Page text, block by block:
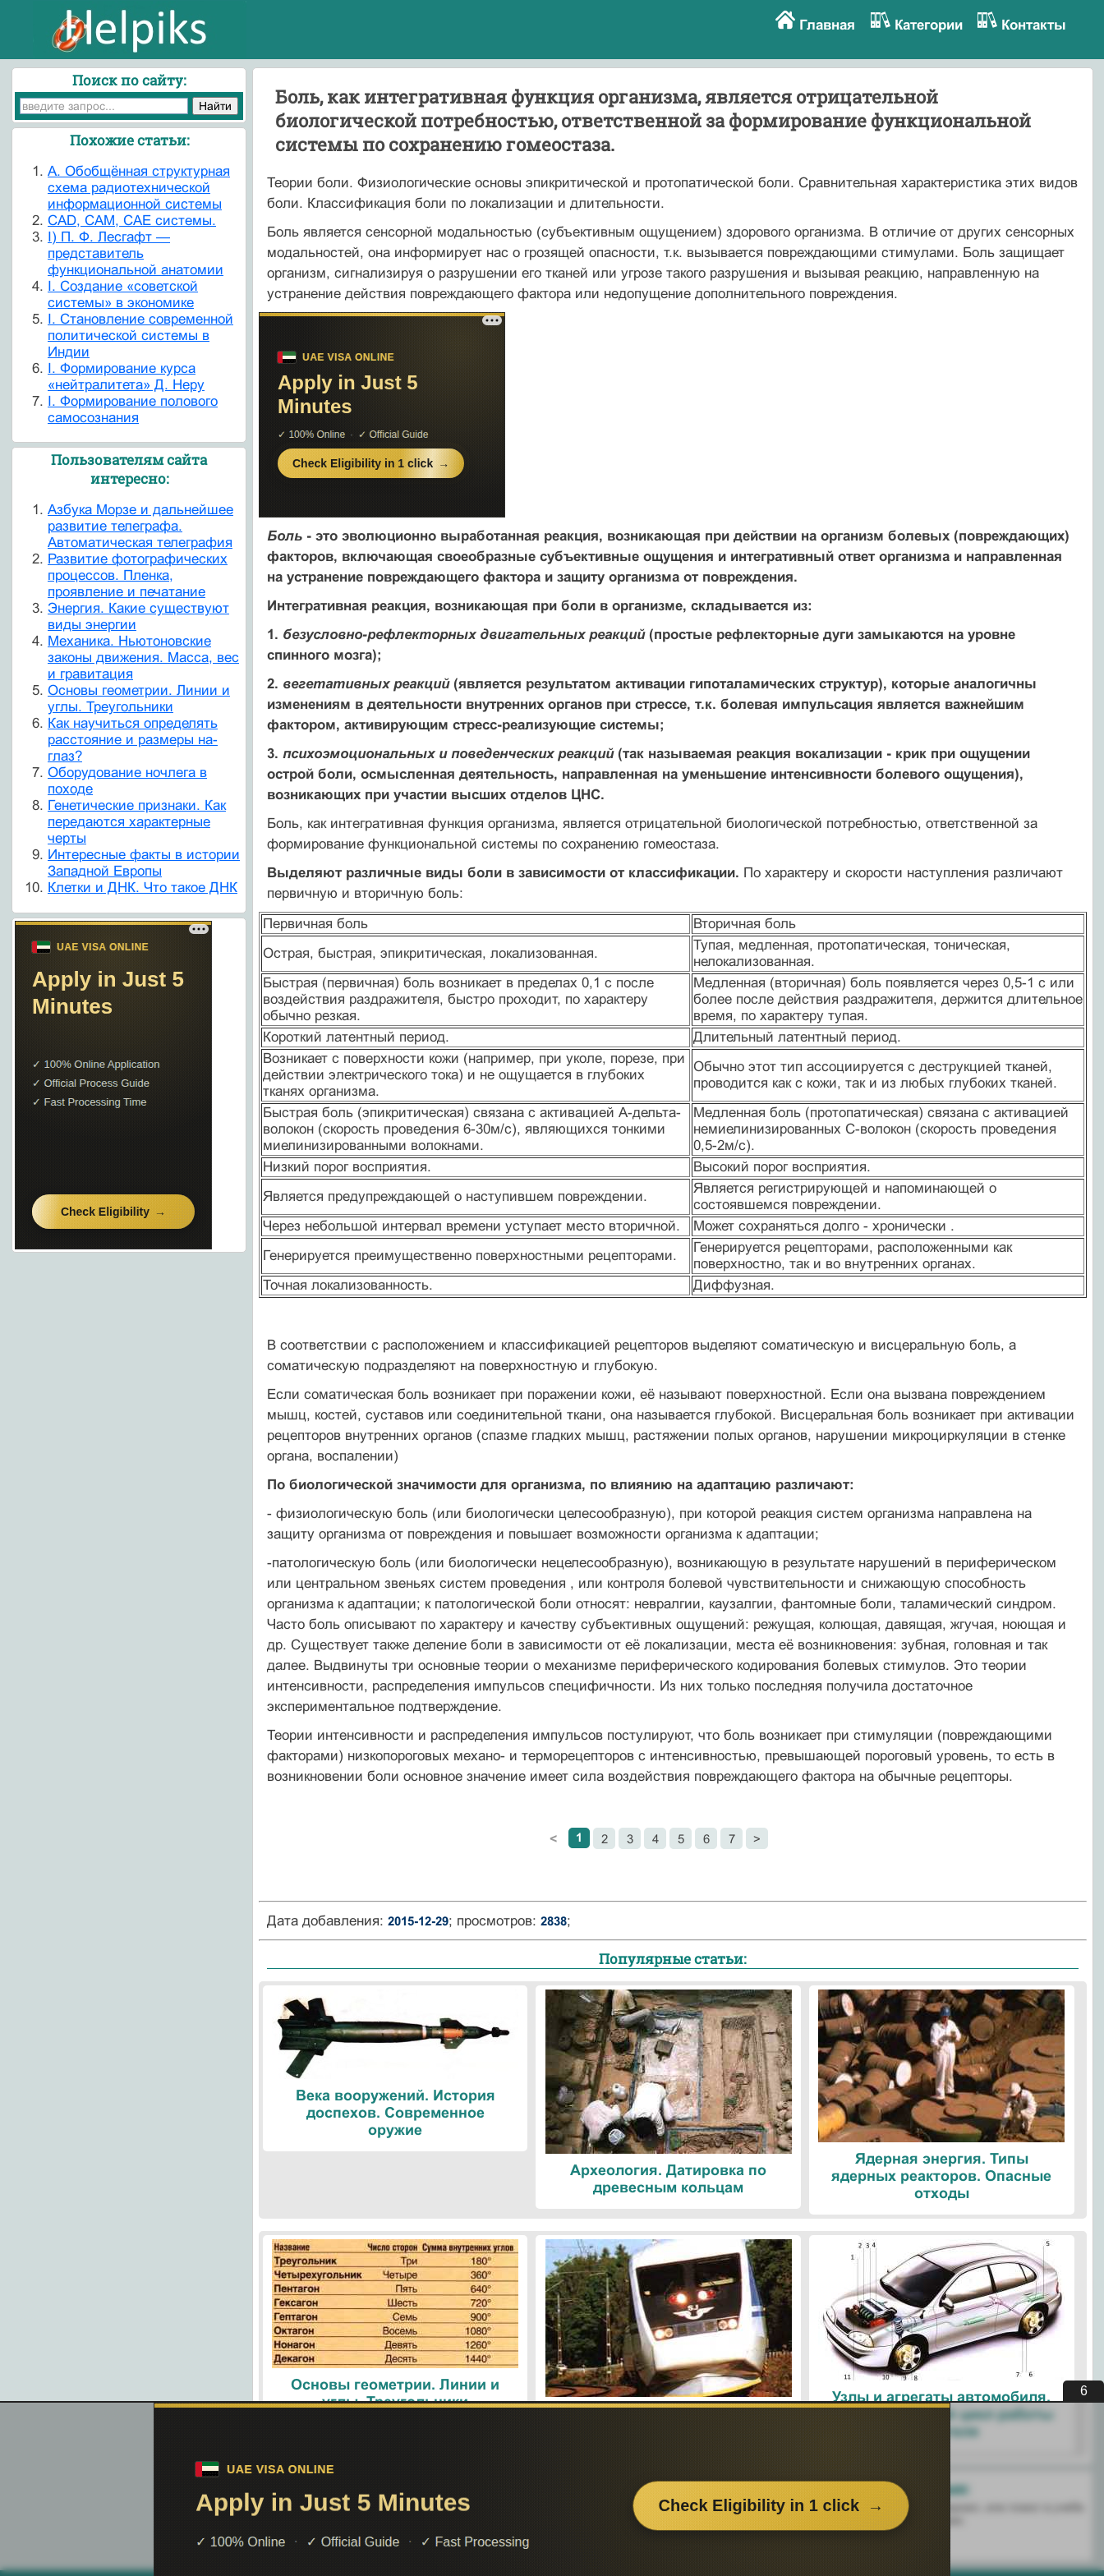
Главная Категории Контакты
Боль, как интегративная функция организма, является отрицательной
биологической потребностью, ответственной за формирование функциональной
системы по сохранению гомеостаза.
Теории боли. Физиологические основы эпикритической и протопатической боли. Сравнительная характеристика этих видов
боли. Классификация боли по локализации и длительности.
Боль является сенсорной модальностью (субъективным ощущением) здорового организма. В отличие от других сенсорных
модальностей, она информирует нас о грозящей опасности, т.к. вызывается повреждающими стимулами. Боль защищает
организм, сигнализируя о разрушении его тканей или угрозе такого разрушения и вызывая реакцию, направленную на
устранение действия повреждающего фактора или недопущение дополнительного повреждения.
Боль- это эволюционно выработанная реакция, возникающая при действии на организм болевых (повреждающих)
факторов, включающая своеобразные субъективные ощущения и интегративный ответ организма и направленная
на устранение повреждающего фактора и защиту организма от повреждения.
Интегративная реакция, возникающая при боли в организме, складывается из:
1. безусловно-рефлекторных двигательных реакций(простые рефлекторные дуги замыкаются на уровне
спинного мозга);
2. вегетативных реакций(является результатом активации гипоталамических структур), которые аналогичны
изменениям в деятельности внутренних органов при стрессе, т.к. болевая импульсация является важнейшим
фактором, активирующим стресс-реализующие системы;
3. психоэмоциональных и поведенческих реакций(так называемая реакция вокализации - крик при ощущении
острой боли, осмысленная деятельность, направленная на уменьшение интенсивности болевого ощущения),
возникающих при участии высших отделов ЦНС.
Боль, как интегративная функция организма, является отрицательной биологической потребностью, ответственной за
формирование функциональной системы по сохранению гомеостаза.
Выделяют различные виды боли в зависимости от классификации. По характеру и скорости наступления различают
первичную и вторичную боль:
Первичная боль
Вторичная боль
Острая, быстрая, эпикритическая, локализованная.
Тупая, медленная, протопатическая, тоническая,
нелокализованная.
Быстрая (первичная) боль возникает в пределах 0,1 с после
воздействия раздражителя, быстро проходит, по характеру
обычно резкая.
Медленная (вторичная) боль появляется через 0,5-1 с или
более после действия раздражителя, держится длительное
время, по характеру тупая.
Короткий латентный период.
Длительный латентный период.
Возникает с поверхности кожи (например, при уколе, порезе, при
действии электрического тока) и не ощущается в глубоких
тканях организма.
Обычно этот тип ассоциируется с деструкцией тканей,
проводится как с кожи, так и из любых глубоких тканей.
Быстрая боль (эпикритическая) связана с активацией А-дельта-
волокон (скорость проведения 6-30м/с), являющихся тонкими
миелинизированными волокнами.
Медленная боль (протопатическая) связана с активацией
немиелинизированных С-волокон (скорость проведения
0,5-2м/с).
Низкий порог восприятия.
Высокий порог восприятия.
Является предупреждающей о наступившем повреждении.
Является регистрирующей и напоминающей о
состоявшемся повреждении.
Через небольшой интервал времени уступает место вторичной.
Может сохраняться долго - хронически .
Генерируется преимущественно поверхностными рецепторами.
Генерируется рецепторами, расположенными как
поверхностно, так и во внутренних органах.
Точная локализованность.
Диффузная.
В соответствии с расположением и классификацией рецепторов выделяют соматическую и висцеральную боль, а
соматическую подразделяют на поверхностную и глубокую.
Если соматическая боль возникает при поражении кожи, её называют поверхностной. Если она вызвана повреждением
мышц, костей, суставов или соединительной ткани, она называется глубокой. Висцеральная боль возникает при активации
рецепторов внутренних органов (спазме гладких мышц, растяжении полых органов, нарушении микроциркуляции в стенке
органа, воспалении)
По биологической значимости для организма, по влиянию на адаптацию различают:
- физиологическую боль (или биологически целесообразную), при которой реакция систем организма направлена на
защиту организма от повреждения и повышает возможности организма к адаптации;
-патологическую боль (или биологически нецелесообразную), возникающую в результате нарушений в периферическом
или центральном звеньях систем проведения , или контроля болевой чувствительности и снижающую способность
организма к адаптации; к патологической боли относят: невралгии, каузалгии, фантомные боли, таламический синдром.
Часто боль описывают по характеру и качеству субъективных ощущений: режущая, колющая, давящая, жгучая, ноющая и
др. Существует также деление боли в зависимости от её локализации, места её возникновения: зубная, головная и так
далее. Выдвинуты три основные теории о механизме периферического кодирования болевых стимулов. Это теории
интенсивности, распределения импульсов специфичности. Из них только последняя получила достаточное
экспериментальное подтверждение.
Теории интенсивности и распределения импульсов постулируют, что боль возникает при стимуляции (повреждающими
факторами) низкопороговых механо- и терморецепторов с интенсивностью, превышающей пороговый уровень, то есть в
возникновении боли основное значение имеет сила воздействия повреждающего фактора на обычные рецепторы.
< 1 2 3 4 5 6 7 >
Дата добавления: 2015-12-29; просмотров: 2838;
Популярные статьи:
Века вооружений. История
доспехов. Современное
оружие
Археология. Датировка по
древесным кольцам
Ядерная энергия. Типы
ядерных реакторов. Опасные
отходы
Основы геометрии. Линии и
углы. Треугольники
Поезда. Современные
Узлы и агрегаты автомобиля.
Четырехтактный цикл работы
двигателя
Поиск по сайту:
Похожие статьи:
A. Обобщённая структурная
схема радиотехнической
информационной системы
CAD, CAM, CAE системы.
I) П. Ф. Лесгафт —
представитель
функциональной анатомии
I. Создание «советской
системы» в экономике
I. Становление современной
политической системы в
Индии
I. Формирование курса
«нейтралитета» Д. Неру
I. Формирование полового
самосознания
Пользователям сайта
интересно:
Азбука Морзе и дальнейшее
развитие телеграфа.
Автоматическая телеграфия
Развитие фотографических
процессов. Пленка,
проявление и печатание
Энергия. Какие существуют
виды энергии
Механика. Ньютоновские
законы движения. Масса, вес
и гравитация
Основы геометрии. Линии и
углы. Треугольники
Как научиться определять
расстояние и размеры на-
глаз?
Оборудование ночлега в
походе
Генетические признаки. Как
передаются характерные
черты
Интересные факты в истории
Западной Европы
Клетки и ДНК. Что такое ДНК
При помощи поиска вы сможете найти нужную вам информацию.
Поделитесь с друзьями:
Если вам перенёс пользу информационный материал, или помог в учебе
– поделитесь этим сайтом с друзьями и знакомыми.
5